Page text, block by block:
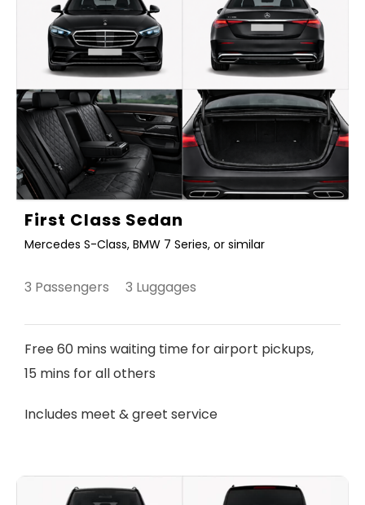
First Class Sedan
Mercedes S-Class, BMW 7 Series, or similar
3 Passengers 3 Luggages
Free 60 mins waiting time for airport pickups,
15 mins for all others
Includes meet & greet service